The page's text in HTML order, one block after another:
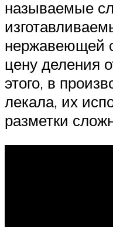
называемые
нержавеющей
цену деления
этого, в
лекала, их
разметки